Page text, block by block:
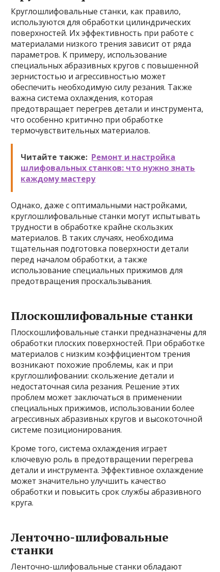
Круглошлифовальные станки, как правило,
используются для обработки цилиндрических
поверхностей. Их эффективность при работе с
материалами низкого трения зависит от ряда
параметров. К примеру, использование
специальных абразивных кругов с повышенной
зернистостью и агрессивностью может
обеспечить необходимую силу резания. Также
важна система охлаждения, которая
предотвращает перегрев детали и инструмента,
что особенно критично при обработке
термочувствительных материалов.
Читайте также: Ремонт и настройка
шлифовальных станков: что нужно знать
каждому мастеру
Однако, даже с оптимальными настройками,
круглошлифовальные станки могут испытывать
трудности в обработке крайне скользких
материалов. В таких случаях, необходима
тщательная подготовка поверхности детали
перед началом обработки, а также
использование специальных прижимов для
предотвращения проскальзывания.
Плоскошлифовальные станки
Плоскошлифовальные станки предназначены для
обработки плоских поверхностей. При обработке
материалов с низким коэффициентом трения
возникают похожие проблемы, как и при
круглошлифовании: скольжение детали и
недостаточная сила резания. Решение этих
проблем может заключаться в применении
специальных прижимов, использовании более
агрессивных абразивных кругов и высокоточной
системе позиционирования.
Кроме того, система охлаждения играет
ключевую роль в предотвращении перегрева
детали и инструмента. Эффективное охлаждение
может значительно улучшить качество
обработки и повысить срок службы абразивного
круга.
Ленточно-шлифовальные
станки
Ленточно-шлифовальные станки обладают